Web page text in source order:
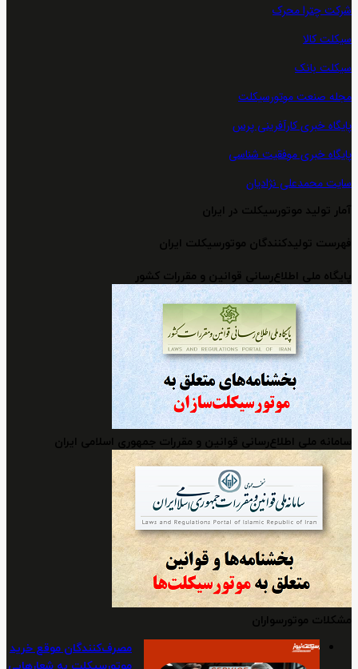
شرکت چترا محرک
سیکلت کالا
سیکلت بانک
مجله صنعت موتورسیکلت
پایگاه خبری کارآفرینی پرس
پایگاه خبری موفقیت شناسی
سایت محمدعلی نژادیان
آمار تولید موتورسیکلت در ایران
فهرست تولیدکنندگان موتورسیکلت ایران
پایگاه ملی اطلاع‌رسانی قوانین و مقررات کشور
سامانه ملی اطلاع‌رسانی قوانین و مقررات جمهوری اسلامی ایران
مشکلات موتورسواران
مصرف‌کنندگان موقع خرید